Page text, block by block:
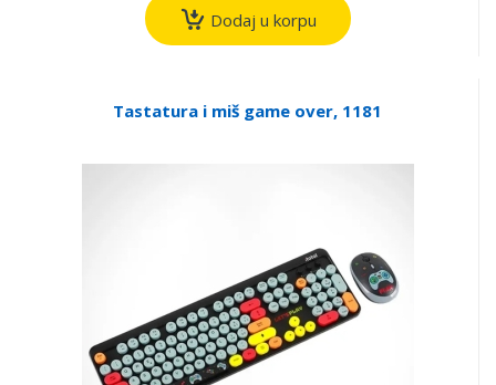
Dodaj u korpu
Tastatura i miš game over, 1181